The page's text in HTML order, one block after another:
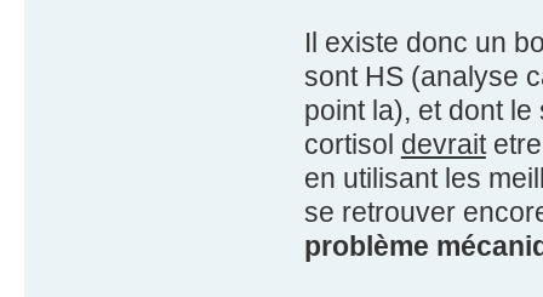
Il existe donc un
sont HS (analyse
point la), et dont
cortisol devraitetre
en utilisant les
se retrouver
problème